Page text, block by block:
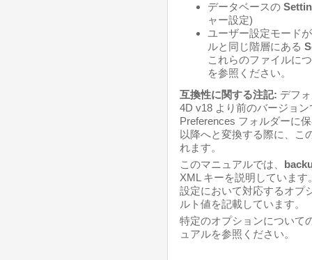
データベースの
ャー設定)
ユーザー設定モード
ルと同じ階層にある
これらのファイルに
を参照ください。
互換性に関する注記: デフ
4D v18 より前のバージョ
Preferences フォルダーに
以降へと変換する際に、こ
れます。
このマニュアルでは、
XML キーを説明していま
設定において対応するオプ
ルト値を記載しています。
特定のオプションについて
ュアルを参照ください。